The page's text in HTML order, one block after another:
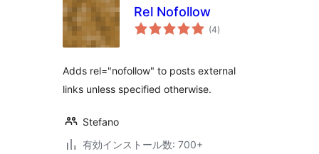
Rel Nofollow
(4個
の)
Adds rel="nofollow" to posts external
links unless specified otherwise.
Stefano
有効インストール数: 700+